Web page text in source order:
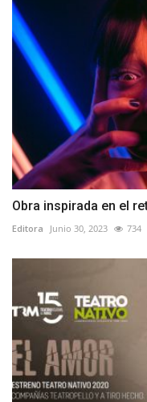
Obra inspirada en el
Editora Junio 30, 2023 734